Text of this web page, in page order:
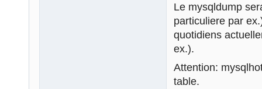
Le mysqldump
particuliere par
quotidiens
ex.).
Attention:
table.